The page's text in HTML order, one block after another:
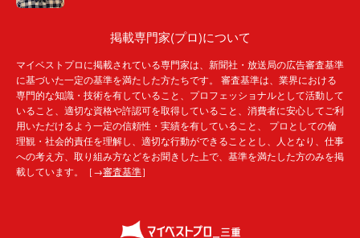
掲載専門家(プロ)について
マイベストプロに掲載されている専門家は、新聞社・放送局の広告審査基準
に基づいた一定の基準を満たした方たちです。 審査基準は、業界における
専門的な知識・技術を有していること、プロフェッショナルとして活動して
いること、適切な資格や許認可を取得していること、消費者に安心してご利
用いただけるよう一定の信頼性・実績を有していること、 プロとしての倫
理観・社会的責任を理解し、適切な行動ができることとし、人となり、仕事
への考え方、取り組み方などをお聞きした上で、基準を満たした方のみを掲
載しています。［→審査基準］